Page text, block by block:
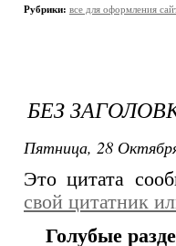
Рубрики: все для оформления
БЕЗ
Пятница, 28
Это цитата
свой цитатник
Голубые